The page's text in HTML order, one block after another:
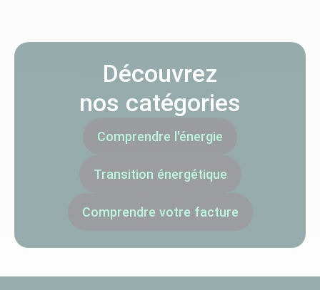
Découvrez
nos catégories
Comprendre l'énergie
Transition énergétique
Comprendre votre facture